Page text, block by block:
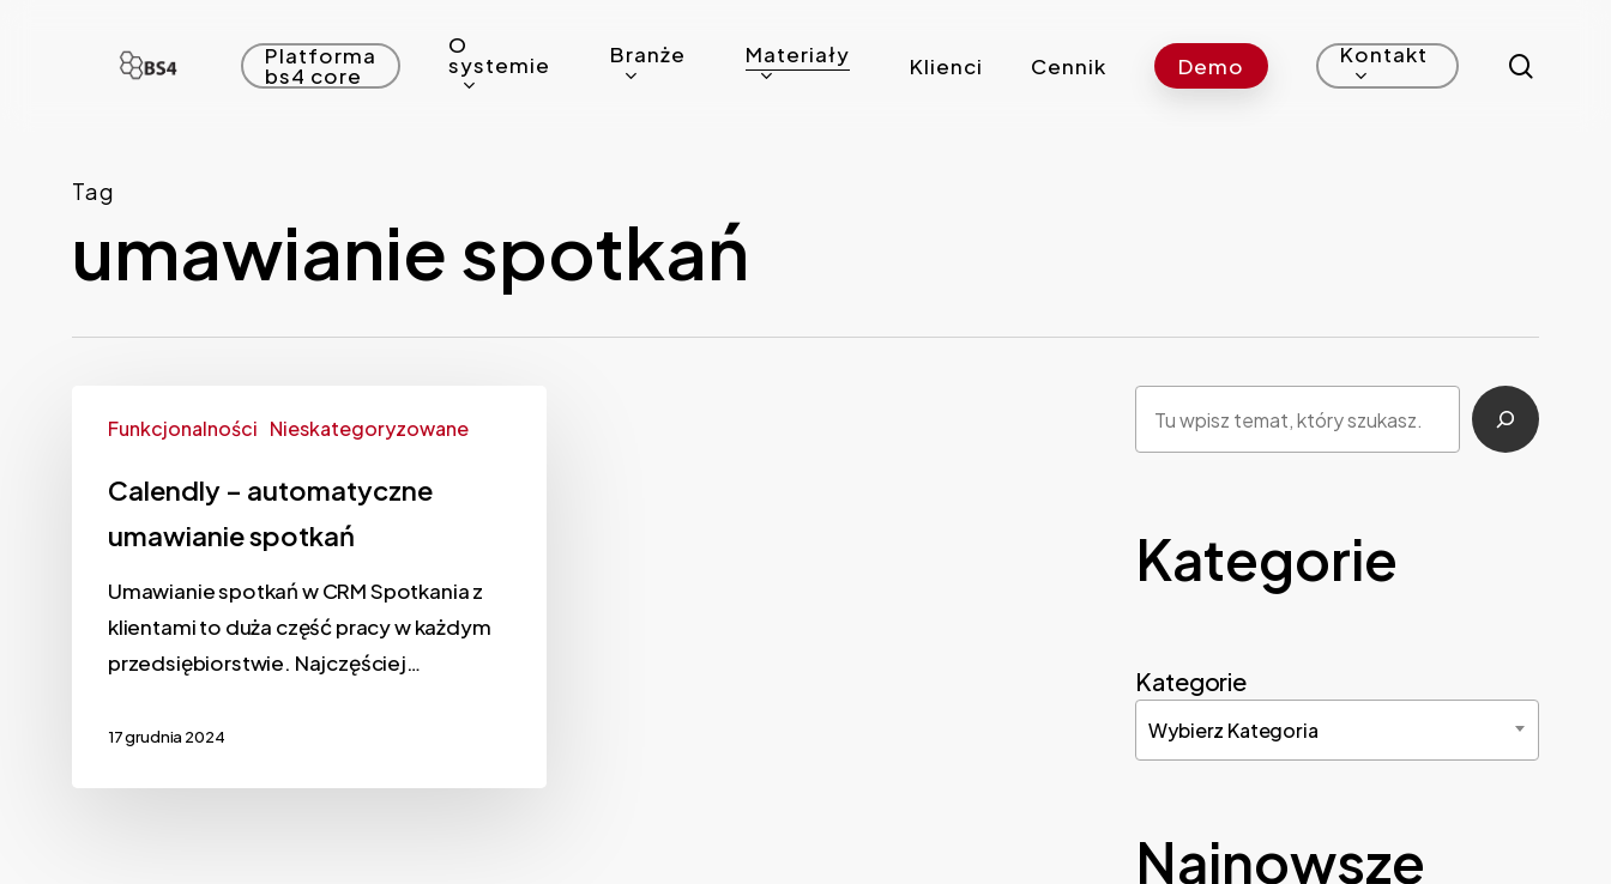
Platforma
bs4 core
O
systemie Branże Materiały Klienci Cennik Demo Kontakt
Tag
umawianie spotkań
Funkcjonalności Nieskategoryzowane
Calendly – automatyczne
umawianie spotkań
Umawianie spotkań w CRM Spotkania z
klientami to duża część pracy w każdym
przedsiębiorstwie. Najczęściej…
17 grudnia 2024
Kategorie
Kategorie
Wybierz Kategoria
Najnowsze